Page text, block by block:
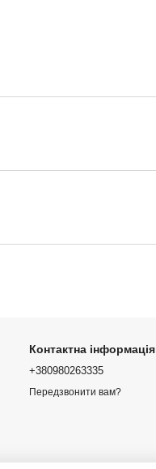
Контактна інформація
+380980263335
Передзвонити вам?